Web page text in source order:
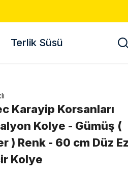
Terlik Süsü
Karayip Korsanları
Kolye - Gümüş (
) Renk - 60 cm Düz
Kolye